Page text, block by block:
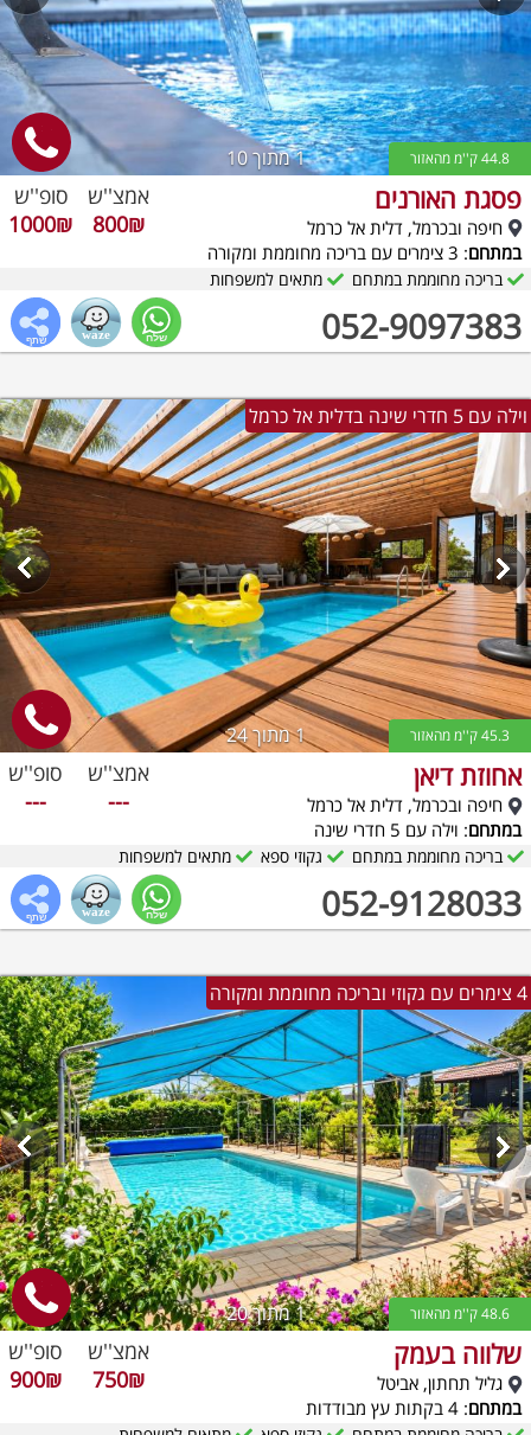
1מתוך 10 44.8 ק''מ מהאזור
פסגת האורנים
חיפה ובכרמל, דלית אל כרמל
במתחם: 3 צימרים עם בריכה מחוממת ומקורה
052-9097383
אמצ''ש
800₪
סופ''ש
1000₪
בריכה מחוממת במתחם מתאים למשפחות
וילה עם 5 חדרי שינה בדלית אל כרמל
1מתוך 24 45.3 ק''מ מהאזור
אחוזת דיאן
חיפה ובכרמל, דלית אל כרמל
במתחם: וילה עם 5 חדרי שינה
052-9128033
אמצ''ש
---
סופ''ש
---
בריכה מחוממת במתחם גקוזי ספא מתאים למשפחות
4 צימרים עם גקוזי ובריכה מחוממת ומקורה
1מתוך 20 48.6 ק''מ מהאזור
שלווה בעמק
גליל תחתון, אביטל
במתחם: 4 בקתות עץ מבודדות
אמצ''ש
750₪
סופ''ש
900₪